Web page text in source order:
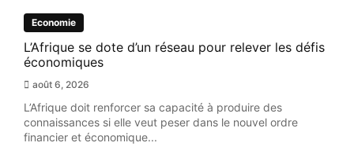
Economie
L’Afrique se dote d’un réseau pour relever les défis
économiques
août 6, 2026
L’Afrique doit renforcer sa capacité à produire des
connaissances si elle veut peser dans le nouvel ordre
financier et économique...